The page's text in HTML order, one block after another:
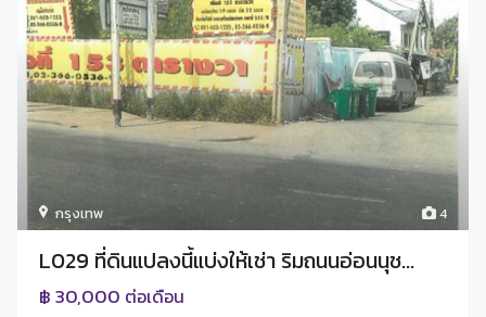
4
กรุงเทพ
L029 ที่ดินแปลงนี้แบ่งให้เช่า ริมถนนอ่อนนุช...
฿ 30,000 ต่อเดือน